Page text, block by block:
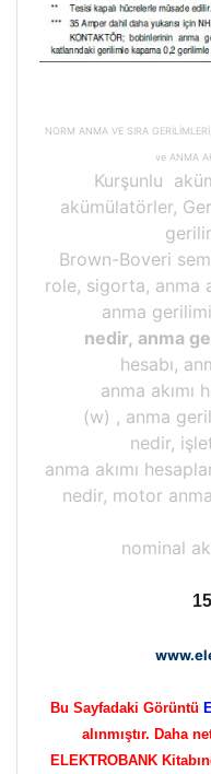
NORM ANMA VE SIRA
ve ANMA
Kurşunlu
akümülatörler,
Brown-Boveri
role, sigorta, anma
anma
nedir, anma
hesabı,
anma akımı
(w) , anma
nedir,
anma akımı
nedir, motor
nominal
Bu Sayfadaki Görüntü
alınmıştır. Daha
ELEKTROBANK